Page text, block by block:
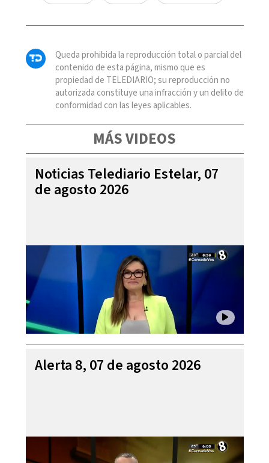
Queda prohibida la reproducción total o parcial del
contenido de esta página, mismo que es
propiedad de TELEDIARIO; su reproducción no
autorizada constituye una infracción y un delito de
conformidad con las leyes aplicables.
MÁS VIDEOS
Noticias Telediario Estelar, 07
de agosto 2026
Alerta 8, 07 de agosto 2026